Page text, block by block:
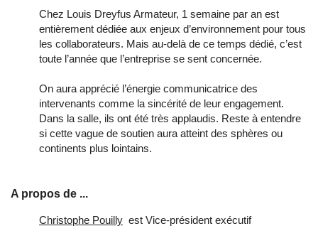
Chez Louis Dreyfus Armateur, 1 semaine par an est
entièrement dédiée aux enjeux d’environnement pour tous
les collaborateurs. Mais au-delà de ce temps dédié, c’est
toute l’année que l’entreprise se sent concernée.
On aura apprécié l’énergie communicatrice des
intervenants comme la sincérité de leur engagement.
Dans la salle, ils ont été très applaudis. Reste à entendre
si cette vague de soutien aura atteint des sphères ou
continents plus lointains.
A propos de ...
Christophe Pouilly est Vice-président exécutif